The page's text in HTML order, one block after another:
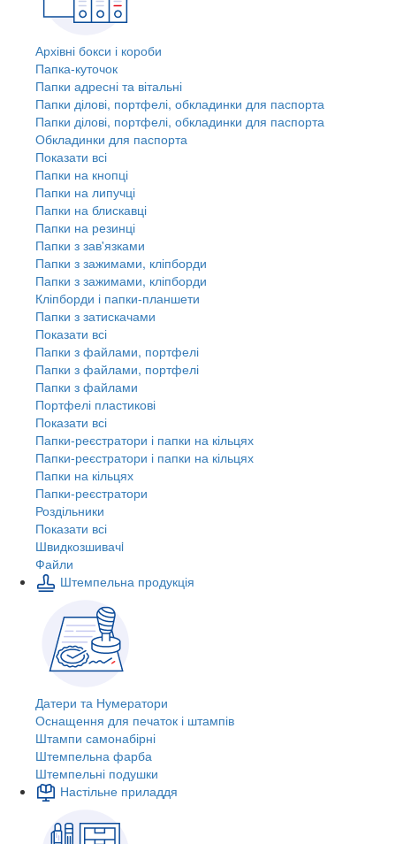
Архівні бокси і короби
Папка-куточок
Папки адресні та вітальні
Папки ділові, портфелі, обкладинки для паспорта
Папки ділові, портфелі, обкладинки для паспорта
Обкладинки для паспорта
Показати всі
Папки на кнопці
Папки на липучці
Папки на блискавці
Папки на резинці
Папки з зав'язками
Папки з зажимами, кліпборди
Папки з зажимами, кліпборди
Кліпборди і папки-планшети
Папки з затискачами
Показати всі
Папки з файлами, портфелі
Папки з файлами, портфелі
Папки з файлами
Портфелі пластикові
Показати всі
Папки-реєстратори і папки на кільцях
Папки-реєстратори і папки на кільцях
Папки на кільцях
Папки-реєстратори
Роздільники
Показати всі
Швидкозшивачi
Файли
Штемпельна продукція
Датери та Нумератори
Оснащення для печаток і штампів
Штампи самонабірні
Штемпельна фарба
Штемпельні подушки
Настільне приладдя